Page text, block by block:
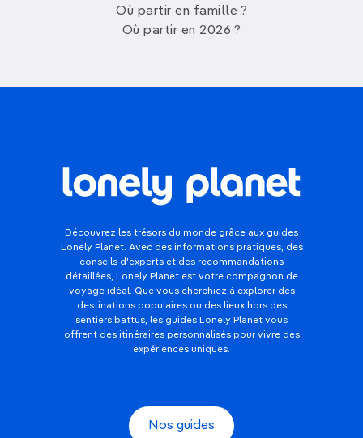
Où partir en famille ?
Où partir en 2026 ?
Découvrez les trésors du monde grâce aux guides
Lonely Planet. Avec des informations pratiques, des
conseils d'experts et des recommandations
détaillées, Lonely Planet est votre compagnon de
voyage idéal. Que vous cherchiez à explorer des
destinations populaires ou des lieux hors des
sentiers battus, les guides Lonely Planet vous
offrent des itinéraires personnalisés pour vivre des
expériences uniques.
Nos guides